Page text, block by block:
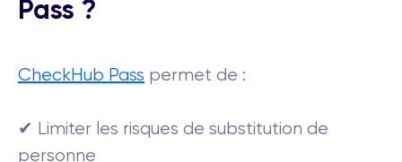
Pass ?
CheckHub Pass permet de :
✔ Limiter les risques de substitution de
personne